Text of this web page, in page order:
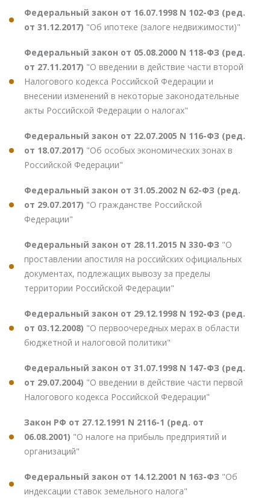
Федеральный закон от 16.07.1998 N 102-ФЗ (ред.
от 31.12.2017) "Об ипотеке (залоге недвижимости)"
Федеральный закон от 05.08.2000 N 118-ФЗ (ред.
от 27.11.2017) "О введении в действие части второй
Налогового кодекса Российской Федерации и
внесении изменений в некоторые законодательные
акты Российской Федерации о налогах"
Федеральный закон от 22.07.2005 N 116-ФЗ (ред.
от 18.07.2017) "Об особых экономических зонах в
Российской Федерации"
Федеральный закон от 31.05.2002 N 62-ФЗ (ред.
от 29.07.2017) "О гражданстве Российской
Федерации"
Федеральный закон от 28.11.2015 N 330-ФЗ "О
проставлении апостиля на российских официальных
документах, подлежащих вывозу за пределы
территории Российской Федерации"
Федеральный закон от 29.12.1998 N 192-ФЗ (ред.
от 03.12.2008) "О первоочередных мерах в области
бюджетной и налоговой политики"
Федеральный закон от 31.07.1998 N 147-ФЗ (ред.
от 29.07.2004) "О введении в действие части первой
Налогового кодекса Российской Федерации"
Закон РФ от 27.12.1991 N 2116-1 (ред. от
06.08.2001) "О налоге на прибыль предприятий и
организаций"
Федеральный закон от 14.12.2001 N 163-ФЗ "Об
индексации ставок земельного налога"